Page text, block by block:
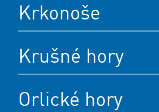
Krkonoše
Krušné hory
Orlické hory